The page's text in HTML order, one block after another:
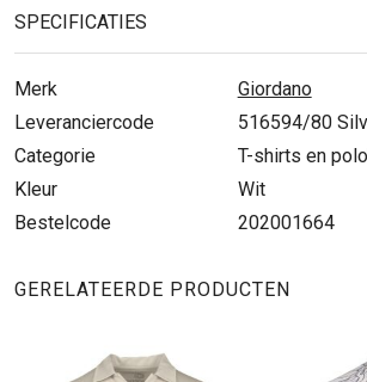
SPECIFICATIES
Merk
Giordano
Leveranciercode
516594/80
Categorie
T-shirts en
Kleur
Wit
Bestelcode
202001664
GERELATEERDE PRODUCTEN